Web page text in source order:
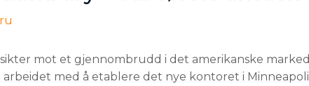
sikter mot et gjennombrudd i det amerikanske
med å etablere det nye kontoret i